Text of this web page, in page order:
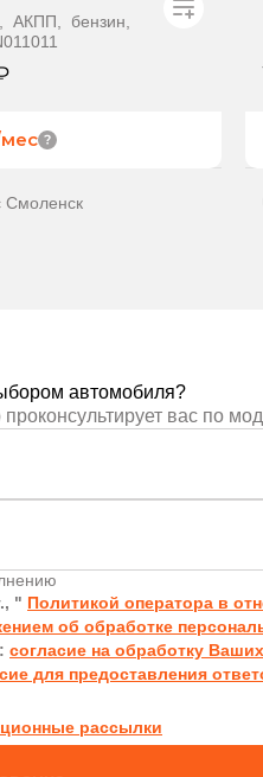
АКПП, бензин,
Смоленск
автомобиля?
вас по
" Политикой оператора в
об обработке
согласие на обработку
для предоставления
рассылки